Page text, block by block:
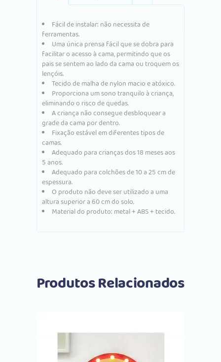
Fácil de instalar: não necessita de
ferramentas.
Uma única prensa fácil que se dobra para
facilitar o acesso à cama, permitindo que os
pais se sentem ao lado da cama ou troquem os
lençóis.
Tecido de malha de nylon macio e atóxico.
Proporciona um sono tranquilo à criança,
eliminando o risco de quedas.
A criança não consegue desbloquear a
grade da cama por dentro.
Fixação estável em diferentes tipos de
camas.
Adequado para crianças dos 18 meses aos
5 anos.
Adequado para colchões de 10 a 25 cm de
espessura.
O produto não deve ser utilizado a uma
altura superior a 60 cm do solo.
Material do produto: metal + ABS + tecido.
Produtos Relacionados